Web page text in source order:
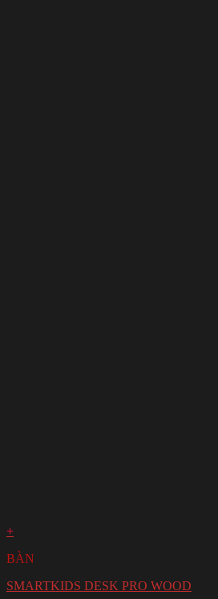
+
BÀN
SMARTKIDS DESK PRO WOOD